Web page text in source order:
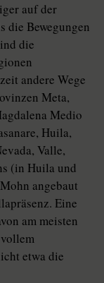
auf der
die Bewegungen
die
andere Wege
Meta,
Medio
Huila,
Valle,
(in Huila und
angebaut
Eine
am meisten
etwa die